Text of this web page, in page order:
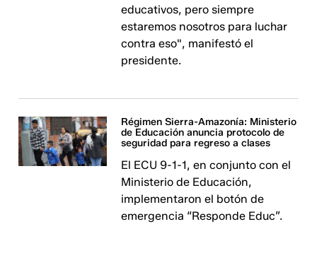
educativos, pero siempre
estaremos nosotros para luchar
contra eso", manifestó el
presidente.
Régimen Sierra-Amazonía: Ministerio
de Educación anuncia protocolo de
seguridad para regreso a clases
El ECU 9-1-1, en conjunto con el
Ministerio de Educación,
implementaron el botón de
emergencia “Responde Educ”.